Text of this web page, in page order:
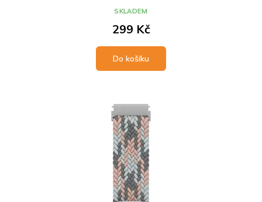
299 Kč
Do košíku
SKLADEM